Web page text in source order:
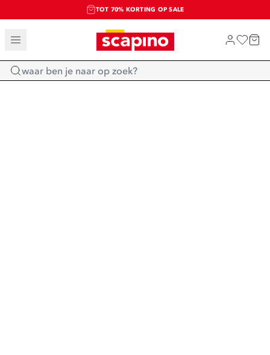
TOT 70% KORTING OP SALE
SALE: LAATSTE KANS!
SHOP NIEUW
Home